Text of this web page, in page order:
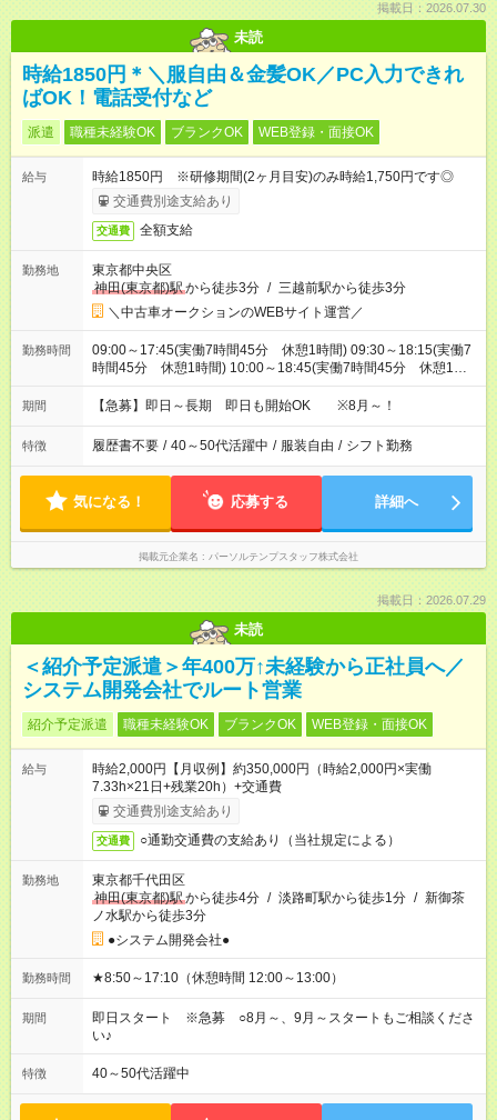
掲載日：2026.07.30
未読
時給1850円＊＼服自由＆金髪OK／PC入力できれ
ばOK！電話受付など
派遣 職種未経験OK ブランクOK WEB登録・面接OK
給与
時給1850円 ※研修期間(2ヶ月目安)のみ時給1,750円です◎
交通費別途支給あり
交通費 全額支給
勤務地
東京都中央区
神田(東京都)駅から徒歩3分 / 三越前駅から徒歩3分
＼中古車オークションのWEBサイト運営／
勤務時間
09:00～17:45(実働7時間45分 休憩1時間) 09:30～18:15(実働7
時間45分 休憩1時間) 10:00～18:45(実働7時間45分 休憩1時
間) ※基本は9:00～17:45
期間 【急募】即日～長期 即日も開始OK ※8月～！
特徴 履歴書不要 / 40～50代活躍中 / 服装自由 / シフト勤務
気になる！ 応募する 詳細へ
掲載元企業名 パーソルテンプスタッフ株式会社
掲載日：2026.07.29
未読
＜紹介予定派遣＞年400万↑未経験から正社員へ／
システム開発会社でルート営業
紹介予定派遣 職種未経験OK ブランクOK WEB登録・面接OK
給与
時給2,000円【月収例】約350,000円（時給2,000円×実働
7.33h×21日+残業20h）+交通費
交通費別途支給あり
交通費 ○通勤交通費の支給あり（当社規定による）
勤務地
東京都千代田区
神田(東京都)駅から徒歩4分 / 淡路町駅から徒歩1分 / 新御茶
ノ水駅から徒歩3分
●システム開発会社●
勤務時間 ★8:50～17:10（休憩時間 12:00～13:00）
期間
即日スタート ※急募 ○8月～、9月～スタートもご相談くださ
い♪
特徴 40～50代活躍中